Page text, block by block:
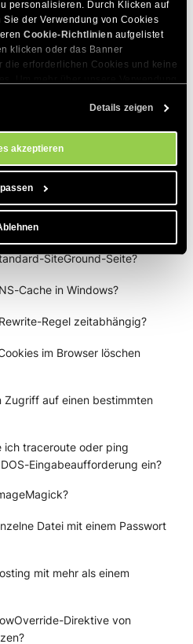
personalisieren. Durch Klicken auf
der Verwendung von Cookies
Cookie-Richtlinien aufgelistet
klicken oder das Banner
die erforderlichen Cookies und keine
Einstellungen jederzeit im
Details zeigen
akzeptieren
in verschiedenen
aus?
auf Ihre Website basierend
außer Ihrer IP auf eine
in Windows, Linux und
Prüfungen in Windows,
SiteGround-Seite?
Cache in Windows?
Regel zeitabhängig?
im Browser löschen
Zugriff auf einen bestimmten
ich traceroute oder ping
Eingabeaufforderung ein?
Datei mit einem Passwort
mit mehr als einem
Direktive von